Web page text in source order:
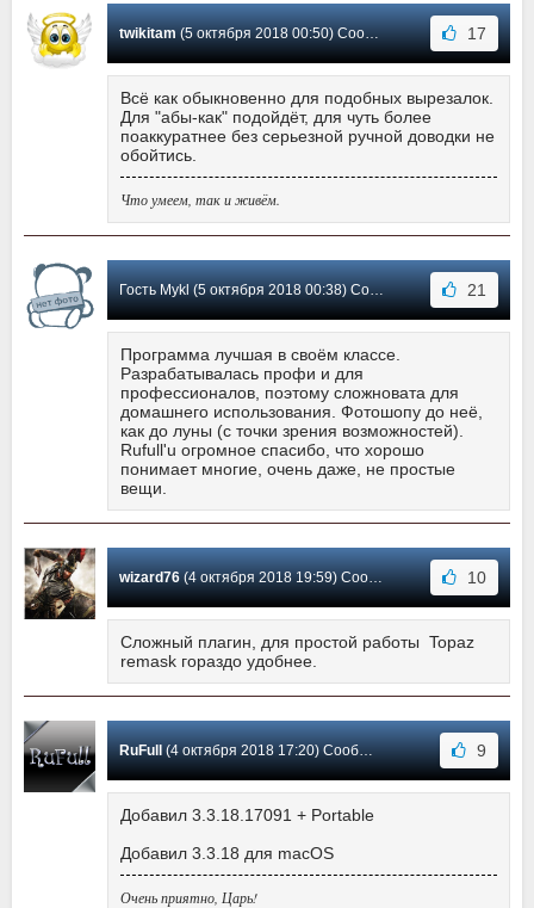
twikitam(5 октября 2018 00:50) Сообщение #46 17
Всё как обыкновенно для подобных вырезалок.
Для "абы-как" подойдёт, для чуть более
поаккуратнее без серьезной ручной доводки не
обойтись.
Что умеем, так и живём.
Гость Mykl (5 октября 2018 00:38) Сообщение #45 21
Программа лучшая в своём классе.
Разрабатывалась профи и для
профессионалов, поэтому сложновата для
домашнего использования. Фотошопу до неё,
как до луны (с точки зрения возможностей).
Rufull'u огромное спасибо, что хорошо
понимает многие, очень даже, не простые
вещи.
wizard76(4 октября 2018 19:59) Сообщение #44 10
Сложный плагин, для простой работы Topaz
remask гораздо удобнее.
RuFull(4 октября 2018 17:20) Сообщение #43 9
Добавил 3.3.18.17091 + Portable
Добавил 3.3.18 для macOS
Очень приятно, Царь!